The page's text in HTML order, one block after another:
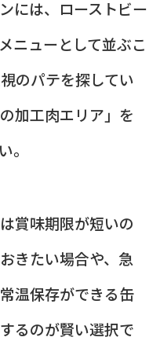
には、ローストビー
ニューとして並ぶこ
のパテを探してい
加工肉エリア」を
。
賞味期限が短いの
きたい場合や、急
温保存ができる缶
るのが賢い選択で